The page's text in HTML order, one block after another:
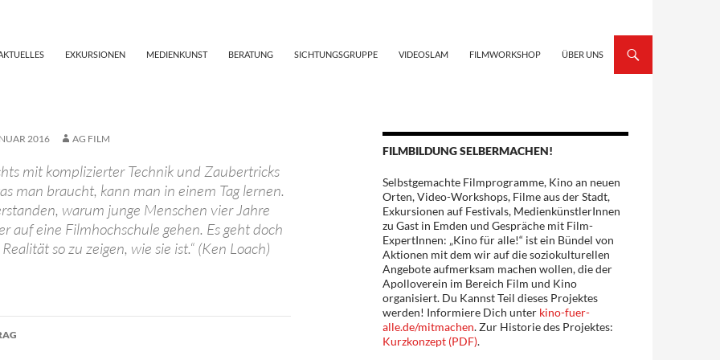
EXKURSIONEN MEDIENKUNST BERATUNG SICHTUNGSGRUPPE VIDEOSLAM FILMWORKSHOP ÜBER UNS
2016 AG FILM
mit komplizierter Technik und Zaubertricks
man braucht, kann man in einem Tag lernen.
warum junge Menschen vier Jahre
auf eine Filmhochschule gehen. Es geht doch
so zu zeigen, wie sie ist.“ (Ken Loach)
FILMBILDUNG SELBERMACHEN!
Selbstgemachte Filmprogramme, Kino an neuen
Orten, Video-Workshops, Filme aus der Stadt,
Exkursionen auf Festivals, MedienkünstlerInnen
zu Gast in Emden und Gespräche mit Film-
ExpertInnen: „Kino für alle!“ ist ein Bündel von
Aktionen mit dem wir auf die soziokulturellen
Angebote aufmerksam machen wollen, die der
Apolloverein im Bereich Film und Kino
organisiert. Du Kannst Teil dieses Projektes
werden! Informiere Dich unter kino-fuer-
alle.de/mitmachen. Zur Historie des Projektes:
Kurzkonzept (PDF).